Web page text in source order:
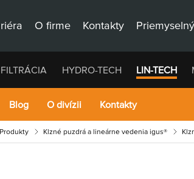
O firme Kontakty
FILTRÁCIA HYDRO-TECH LIN-TECH
Blog O divízii Kontakty
Produkty Klzné puzdrá a lineárne vedenia igus®